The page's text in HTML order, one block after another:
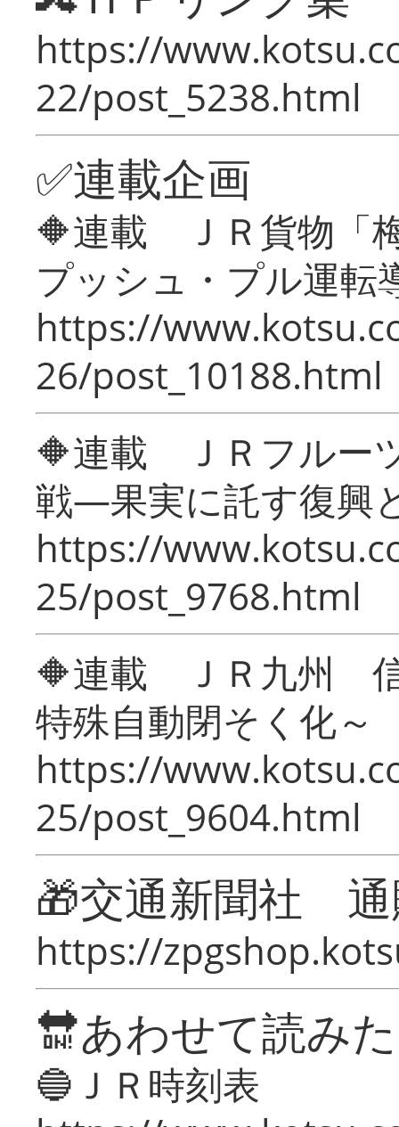
https://
22/post_5238.html
✅連載企画
🔶連載 ＪＲ貨物「
プッシュ・プル運転
https://
26/post_10188.html
🔶連載 ＪＲフルー
戦―果実に託す復興
https://
25/post_9768.html
🔶連載 ＪＲ九州 信
特殊自動閉そく化～
https://
25/post_9604.html
🎁交通新聞社
https://
🔛あわせて読み
🔵ＪＲ時刻表